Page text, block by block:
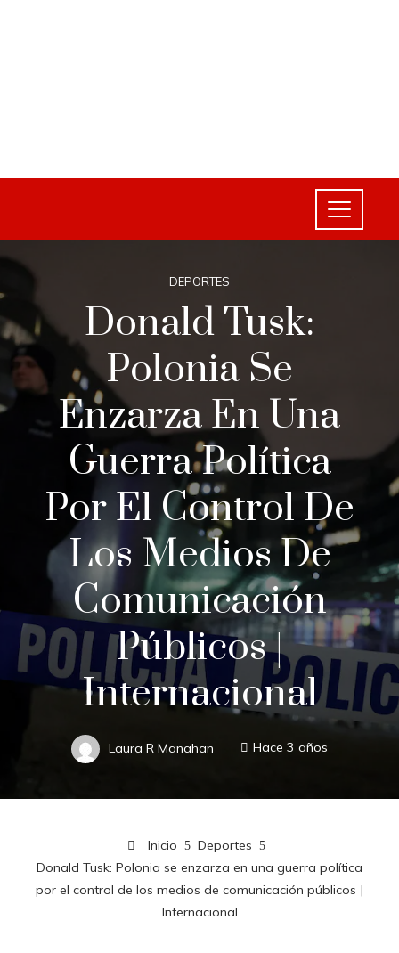
DEPORTES
Donald Tusk:
Polonia Se
Enzarza En Una
Guerra Política
Por El Control De
Los Medios De
Comunicación
Públicos |
Internacional
Laura R Manahan Hace 3 años
Inicio
Deportes
Donald Tusk: Polonia se enzarza en una guerra política
por el control de los medios de comunicación públicos |
Internacional